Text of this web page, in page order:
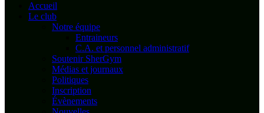
Accueil
Le club
Notre équipe
Entraineurs
C.A. et personnel administratif
Soutenir SherGym
Médias et journaux
Politiques
Inscription
Évènements